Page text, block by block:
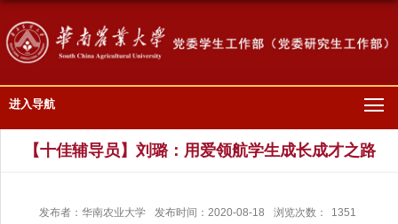
进入导航
【十佳辅导员】刘璐：用爱领航学生成长成才之路
发布者：华南农业大学 发布时间：2020-08-18 浏览次数： 1351